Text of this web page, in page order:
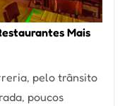
Mais
pelo trânsito
poucos